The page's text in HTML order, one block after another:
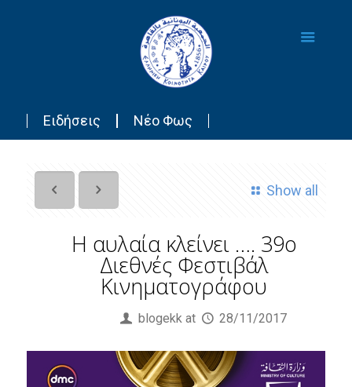
Ειδήσεις Νέο Φως
Show all
Η αυλαία κλείνει …. 39ο
Διεθνές Φεστιβάλ
Κινηματογράφου
blogekk at 28/11/2017